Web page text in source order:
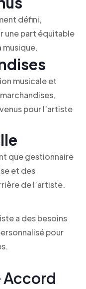
défini,
une part équitable
musique.
musicale et
pour l’artiste
que gestionnaire
et des
de l’artiste.
a des besoins
pour
Accord